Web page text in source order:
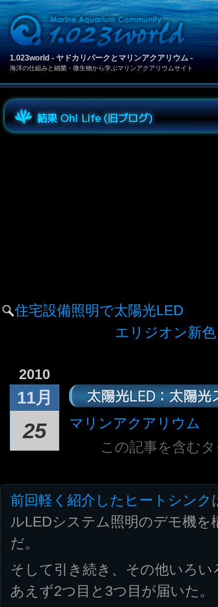
1.023world - ヤドカリパークとマリンアクアリウム -
海洋の仕組みと細菌・微生物から学ぶマリンアクアリウムサイト
結果 Oh! Life (旧ブログ)
住宅設備照明で太陽光LED
エリジオン新
2010
11月
25
太陽光LED：太陽光
マリンアクアリウム
この記事を含む
前回軽く紹介したヒートシンク
ルLEDシステム照明のデモ機
だ。
そして引き続き、その他いろ
あえず2つ目と3つ目が届いた。